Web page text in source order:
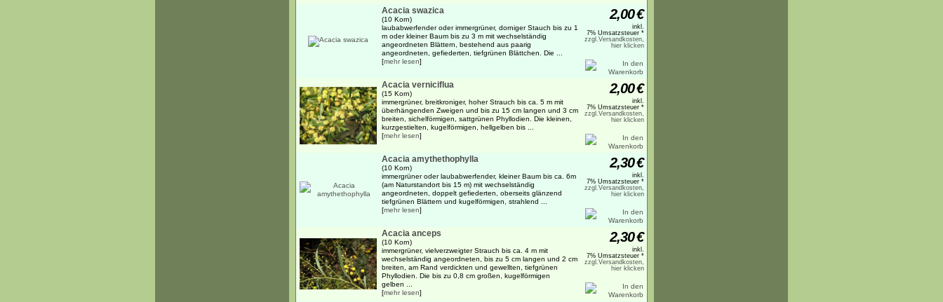
Acacia swazica
(10 Korn)
laubabwerfender oder immergrüner, dorniger Stauch bis zu 1
m oder kleiner Baum bis zu 3 m mit wechselständig
angeordneten Blättern, bestehend aus paarig
angeordneten, gefiederten, tiefgrünen Blättchen. Die ...
[mehr lesen]
2,00€
inkl.
7% Umsatzsteuer *
zzgl.Versandkosten,
hier klicken
Acacia verniciflua
(15 Korn)
immergrüner, breitkroniger, hoher Strauch bis ca. 5 m mit
überhängenden Zweigen und bis zu 15 cm langen und 3 cm
breiten, sichelförmigen, sattgrünen Phyllodien. Die kleinen,
kurzgestielten, kugelförmigen, hellgelben bis ...
[mehr lesen]
2,00€
inkl.
7% Umsatzsteuer *
zzgl.Versandkosten,
hier klicken
Acacia amythethophylla
(10 Korn)
immergrüner oder laubabwerfender, kleiner Baum bis ca. 6m
(am Naturstandort bis 15 m) mit wechselständig
angeordneten, doppelt gefiederten, oberseits glänzend
tiefgrünen Blättern und kugelförmigen, strahlend ...
[mehr lesen]
2,30€
inkl.
7% Umsatzsteuer *
zzgl.Versandkosten,
hier klicken
Acacia anceps
(10 Korn)
immergrüner, vielverzweigter Strauch bis ca. 4 m mit
wechselständig angeordneten, bis zu 5 cm langen und 2 cm
breiten, am Rand verdickten und gewellten, tiefgrünen
Phyllodien. Die bis zu 0,8 cm großen, kugelförmigen
gelben ...
[mehr lesen]
2,30€
inkl.
7% Umsatzsteuer *
zzgl.Versandkosten,
hier klicken